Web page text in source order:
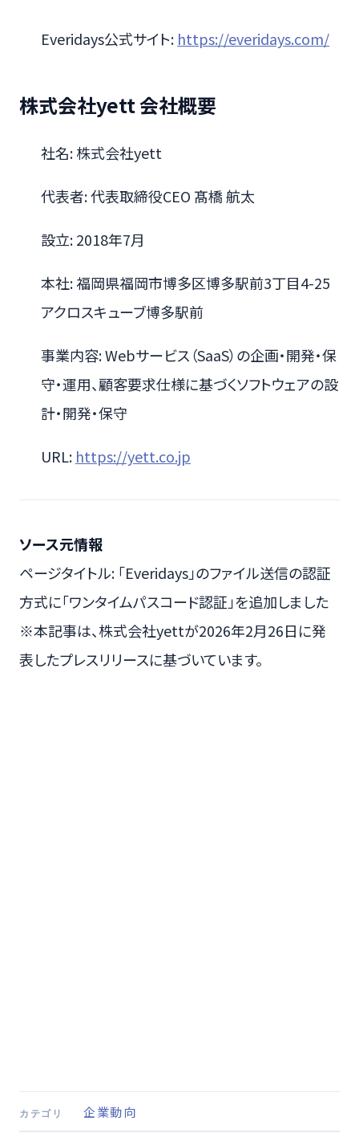
Everidays公式サイト: https://everidays.com/
株式会社yett 会社概要
社名: 株式会社yett
代表者: 代表取締役CEO 髙橋 航太
設立: 2018年7月
本社: 福岡県福岡市博多区博多駅前3丁目4-25
アクロスキューブ博多駅前
事業内容: Webサービス（SaaS）の企画・開発・保
守・運用、顧客要求仕様に基づくソフトウェアの設
計・開発・保守
URL: https://yett.co.jp
ソース元情報
ページタイトル: 「Everidays」のファイル送信の認証
方式に「ワンタイムパスコード認証」を追加しました
※本記事は、株式会社yettが2026年2月26日に発
表したプレスリリースに基づいています。
カテゴリ 企業動向